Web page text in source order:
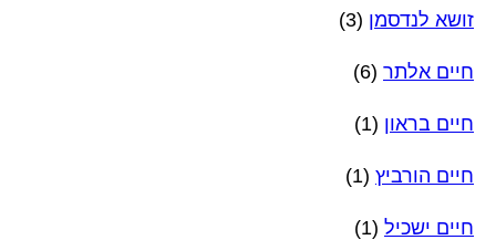
זושא לנדסמן (3)
חיים אלתר (6)
חיים בראון (1)
חיים הורביץ (1)
חיים ישכיל (1)